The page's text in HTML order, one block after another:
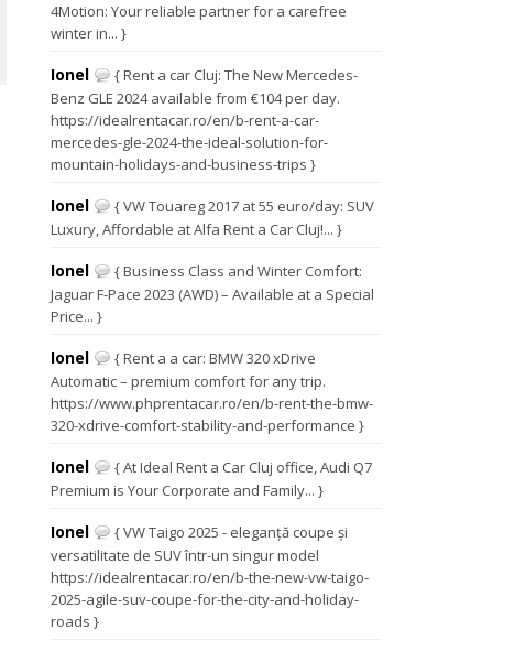
4Motion: Your reliable partner for a carefree
winter in... }
Ionel
{ Rent a car Cluj: The New Mercedes-
Benz GLE 2024 available from €104 per day.
https://idealrentacar.ro/en/b-rent-a-car-
mercedes-gle-2024-the-ideal-solution-for-
mountain-holidays-and-business-trips }
Ionel
{ VW Touareg 2017 at 55 euro/day: SUV
Luxury, Affordable at Alfa Rent a Car Cluj!... }
Ionel
{ Business Class and Winter Comfort:
Jaguar F-Pace 2023 (AWD) – Available at a Special
Price... }
Ionel
{ Rent a a car: BMW 320 xDrive
Automatic – premium comfort for any trip.
https://www.phprentacar.ro/en/b-rent-the-bmw-
320-xdrive-comfort-stability-and-performance }
Ionel
{ At Ideal Rent a Car Cluj office, Audi Q7
Premium is Your Corporate and Family... }
Ionel
{ VW Taigo 2025 - eleganță coupe și
versatilitate de SUV într-un singur model
https://idealrentacar.ro/en/b-the-new-vw-taigo-
2025-agile-suv-coupe-for-the-city-and-holiday-
roads }